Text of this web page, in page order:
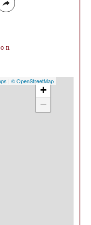
+
−
| © OpenStreetMap